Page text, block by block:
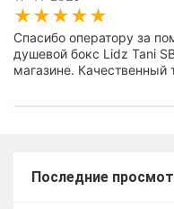
Спасибо оператору за
душевой бокс Lidz Tani
магазине. Качественный
Последние